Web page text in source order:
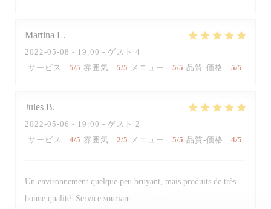
Martina L
2022-05-08 - 19:00 - ゲスト 4
サービス : 5/5 雰囲気 : 5/5 メニュー : 5/5 品質-価格 : 5/5
Jules B
2022-05-06 - 19:00 - ゲスト 2
サービス : 4/5 雰囲気 : 2/5 メニュー : 5/5 品質-価格 : 4/5
Un environnement quelque peu bruyant, mais produits de très
bonne qualité. Service souriant.